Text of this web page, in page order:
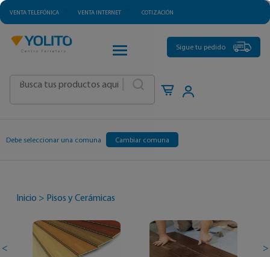
VENTA TELEFÓNICA VENTA INTERNET COTIZACIÓN
CATEGORÍAS
Sigue tu pedido
Debe seleccionar una comuna Cambiar comuna
Inicio > Pisos y Cerámicas
< >